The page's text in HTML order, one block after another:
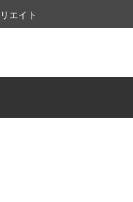
エイト